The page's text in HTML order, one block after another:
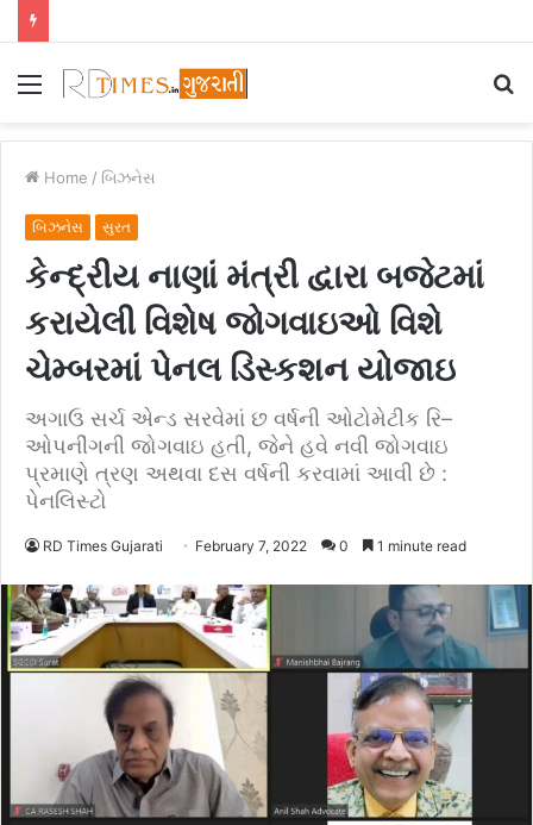
Menu
Home / બિઝનેસ
બિઝનેસ સુરત
કેન્દ્રીય નાણાં મંત્રી દ્વારા બજેટમાં
કરાયેલી વિશેષ જોગવાઇઓ વિશે
ચેમ્બરમાં પેનલ ડિસ્કશન યોજાઇ
અગાઉ સર્ચ એન્ડ સરવેમાં છ વર્ષની ઓટોમેટીક રિ–
ઓપનીંગની જોગવાઇ હતી, જેને હવે નવી જોગવાઇ
પ્રમાણે ત્રણ અથવા દસ વર્ષની કરવામાં આવી છે :
પેનલિસ્ટો
RD Times Gujarati February 7, 2022 0 1 minute read